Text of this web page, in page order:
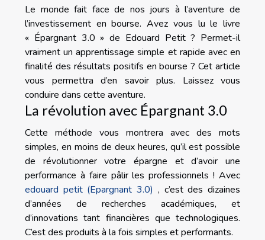
Le monde fait face de nos jours à l’aventure de
l’investissement en bourse. Avez vous lu le livre
« Épargnant 3.0 » de Edouard Petit ? Permet-il
vraiment un apprentissage simple et rapide avec en
finalité des résultats positifs en bourse ? Cet article
vous permettra d’en savoir plus. Laissez vous
conduire dans cette aventure.
La révolution avec Épargnant 3.0
Cette méthode vous montrera avec des mots
simples, en moins de deux heures, qu’il est possible
de révolutionner votre épargne et d’avoir une
performance à faire pâlir les professionnels ! Avec
edouard petit (Epargnant 3.0) , c’est des dizaines
d’années de recherches académiques, et
d’innovations tant financières que technologiques.
C’est des produits à la fois simples et performants.